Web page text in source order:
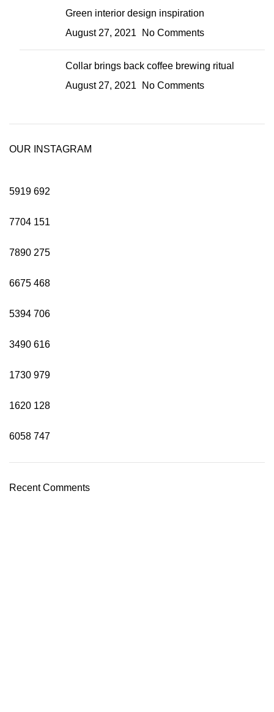
Green interior design inspiration
August 27, 2021
No Comments
Collar brings back coffee brewing ritual
August 27, 2021
No Comments
OUR INSTAGRAM
5919 692
7704 151
7890 275
6675 468
5394 706
3490 616
1730 979
1620 128
6058 747
Recent Comments